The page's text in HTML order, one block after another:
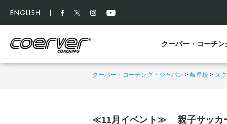
クーバー・コーチン
クーバー・コーチング・ジャパン > 岐阜校 > ス
≪11月イベント≫ 親子サッカ